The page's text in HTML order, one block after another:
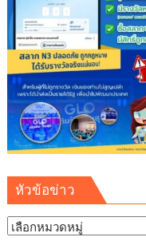
หัวข้อข่าว
หัวข้อ